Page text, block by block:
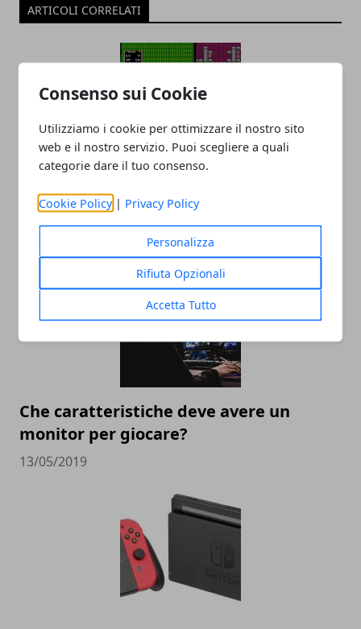
Consenso sui Cookie
Utilizziamo i cookie per ottimizzare il nostro sito
web e il nostro servizio. Puoi scegliere a quali
categorie dare il tuo consenso.
Cookie Policy | Privacy Policy
Personalizza
Rifiuta Opzionali
Accetta Tutto
ARTICOLI CORRELATI
retrogames?
Che caratteristiche deve avere un
monitor per giocare?
13/05/2019